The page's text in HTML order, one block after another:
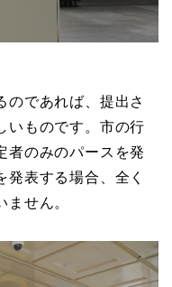
のであれば、提出さ
いものです。市の行
者のみのパースを発
表する場合、全く
せん。